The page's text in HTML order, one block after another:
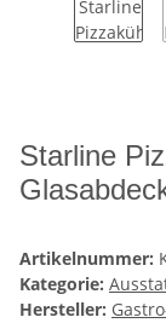
Starline
Artikelnummer:
Kategorie:
Hersteller: